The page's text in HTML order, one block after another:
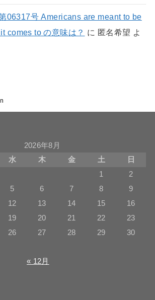
06317号 Americans are meant to be
comes to の意味は？ に 匿名希望 よ
2026年8月
水 木 金 土
日
1
2
5 6 7 8
9
12 13 14 15
16
19 20 21 22
23
26 27 28 29
30
« 12月